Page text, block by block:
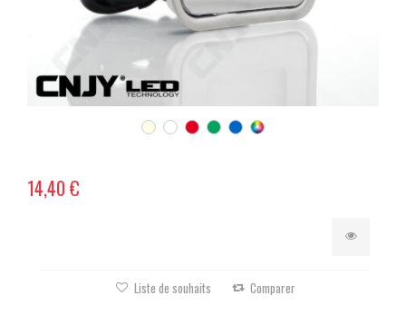
14,40 €
Liste de souhaits Comparer